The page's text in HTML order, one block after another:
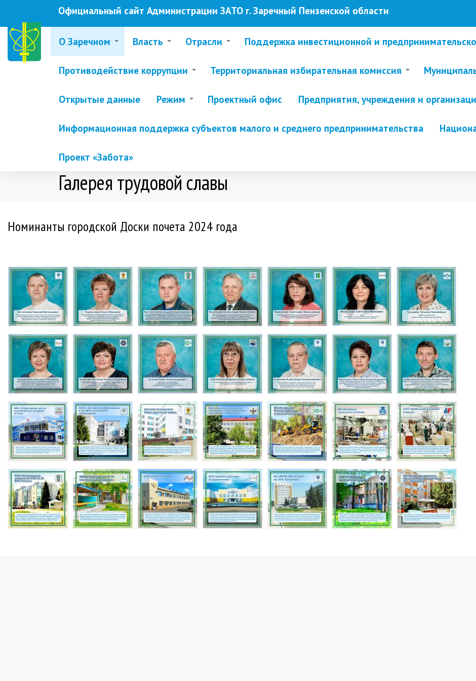
основному
содержанию
Официальный сайт Администрации ЗАТО г. Заречный Пензенской области
О Заречном Власть Отрасли Поддержка инвестиционной и
Противодействие коррупции Территориальная избирательная комиссия
Открытые данные Режим Проектный офис Предприятия, учреждения и
Информационная поддержка субъектов малого и среднего предпринимательства
Проект «Забота»
Галерея трудовой славы
Номинанты городской Доски почета 2024 года